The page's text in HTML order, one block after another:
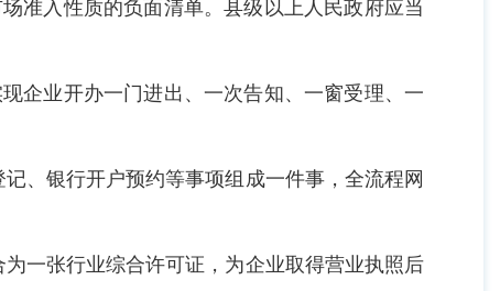
准入性质的负面清单。县级以上人民政府应当
企业开办一门进出、一次告知、一窗受理、一
、银行开户预约等事项组成一件事，全流程网
一张行业综合许可证，为企业取得营业执照后